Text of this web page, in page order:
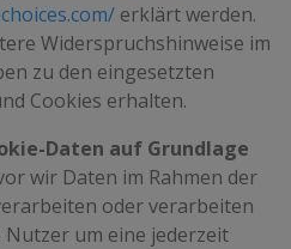
erklärt werden.
Widerspruchshinweise im
zu den eingesetzten
Cookies erhalten.
Daten auf Grundlage
wir Daten im Rahmen der
oder verarbeiten
um eine jederzeit